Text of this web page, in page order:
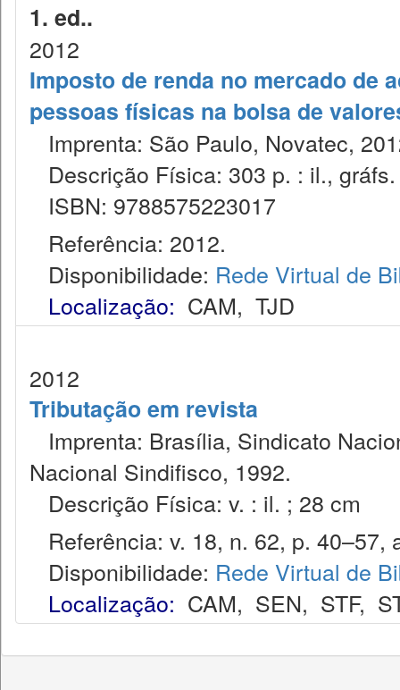
1. ed..
2012
Imposto de renda no mercado de
pessoas físicas na bolsa de
Imprenta: São Paulo, Novatec,
Descrição Física: 303 p. : il., gráfs.
ISBN: 9788575223017
Referência: 2012.
Disponibilidade: Rede Virtual de
Localização: CAM, TJD
2012
Tributação em revista
Imprenta: Brasília, Sindicato
Nacional Sindifisco, 1992.
Descrição Física: v. : il. ; 28 cm
Referência: v. 18, n. 62, p. 40–57,
Disponibilidade: Rede Virtual de
Localização: CAM, SEN, STF,